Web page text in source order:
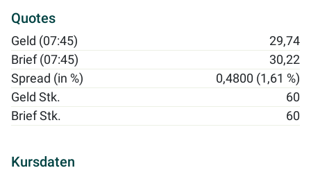
Quotes
Geld (07:45)
29,74
Brief (07:45)
30,22
Spread (in %)
0,4800 (1,61 %)
Geld Stk.
60
Brief Stk.
60
Kursdaten